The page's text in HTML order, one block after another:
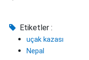
Etiketler :
uçak kazası
Nepal